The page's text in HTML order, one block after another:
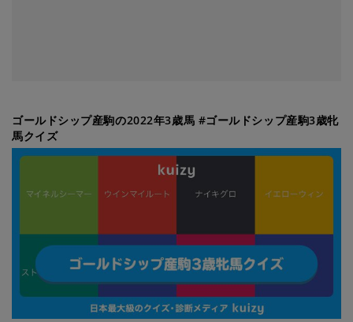
ゴールドシップ産駒の2022年3歳馬 #ゴールドシップ産駒3歳牝
馬クイズ